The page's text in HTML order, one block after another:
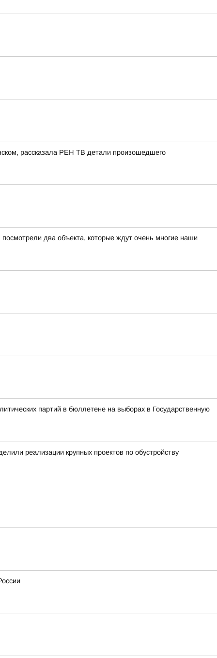
рассказала РЕН ТВ детали произошедшего
два объекта, которые ждут очень многие наши
партий в бюллетене на выборах в Государственную
реализации крупных проектов по обустройству